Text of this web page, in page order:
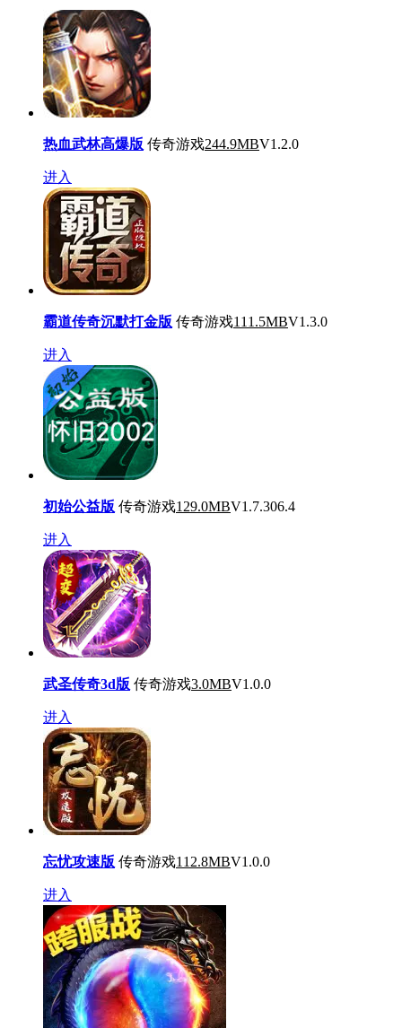
热血武林高爆版 传奇游戏244.9MBV1.2.0
进入
霸道传奇沉默打金版 传奇游戏111.5MBV1.3.0
进入
初始公益版 传奇游戏129.0MBV1.7.306.4
进入
武圣传奇3d版 传奇游戏3.0MBV1.0.0
进入
忘忧攻速版 传奇游戏112.8MBV1.0.0
进入